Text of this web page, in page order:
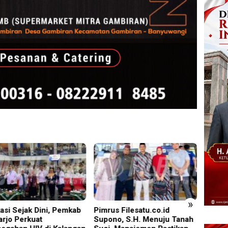
»
Filesatu.co.id
S.H. Menuju Tanah
Torehan Gemilang PT BSI:
25 Juta Jam Kerja Bebas LTI